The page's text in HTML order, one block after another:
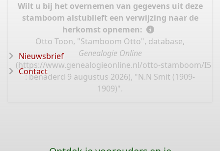
Wilt u bij het overnemen van gegevens uit deze
stamboom alstublieft een verwijzing naar de
herkomst opnemen:
Otto Toon, "Stamboom Otto", database,
Genealogie Online
(https://www.genealogieonline.nl/otto-stamboom/
: benaderd 9 augustus 2026), "N.N Smit (1909-
1909)".
Nieuwsbrief
Contact